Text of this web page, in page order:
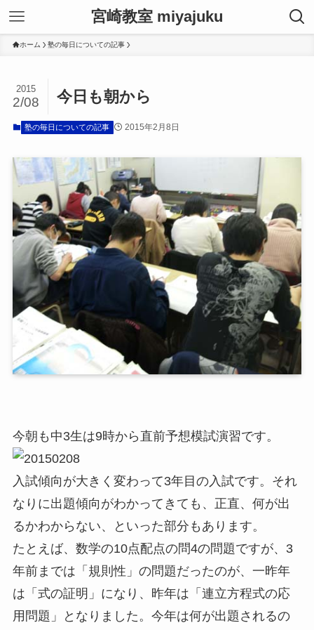
宮崎教室 miyajuku
ホーム 塾の毎日についての記事
今日も朝から
2015
2/08
塾の毎日についての記事 2015年2月8日
今朝も中3生は9時から直前予想模試演習です。
入試傾向が大きく変わって3年目の入試です。それ
なりに出題傾向がわかってきても、正直、何が出
るかわからない、といった部分もあります。
たとえば、数学の10点配点の問4の問題ですが、3
年前までは「規則性」の問題だったのが、一昨年
は「式の証明」になり、昨年は「連立方程式の応
用問題」となりました。今年は何が出題されるの